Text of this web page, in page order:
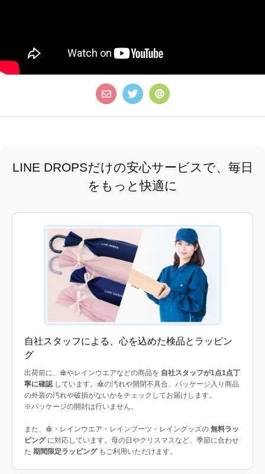
LINE DROPSだけの安心サービスで、毎日
をもっと快適に
自社スタッフによる、心を込めた検品とラッピン
グ
出荷前に、傘やレインウエアなどの商品を 自社スタッフが1点1点丁
寧に確認しています。傘の汚れや開閉不具合、パッケージ入り商品
の外装の汚れや破損がないかをチェックしてお届けします。
※パッケージの開封は行いません。
また、傘・レインウエア・レインブーツ・レイングッズの 無料ラッ
ピングに対応しています。母の日やクリスマスなど、季節に合わせ
た 期間限定ラッピングもご利用いただけます。